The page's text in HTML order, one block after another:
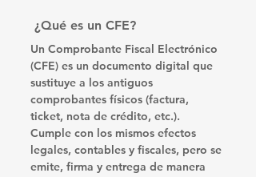
¿Qué es un CFE?
Un Comprobante Fiscal Electrónico
(CFE) es un documento digital que
sustituye a los antiguos
comprobantes físicos (factura,
ticket, nota de crédito, etc.).
Cumple con los mismos efectos
legales, contables y fiscales, pero se
emite, firma y entrega de manera